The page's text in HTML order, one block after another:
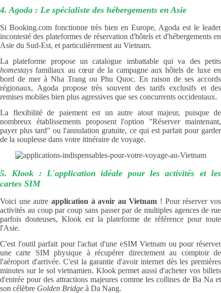
4. Agoda : Le spécialiste des hébergements en Asie
Si Booking.com fonctionne très bien en Europe, Agoda est le leader
incontesté des plateformes de réservation d'hôtels et d'hébergements en
Asie du Sud-Est, et particulièrement au Vietnam.
La plateforme propose un catalogue imbattable qui va des petits
homestays familiaux au cœur de la campagne aux hôtels de luxe en
bord de mer à Nha Trang ou Phu Quoc. En raison de ses accords
régionaux, Agoda propose très souvent des tarifs exclusifs et des
remises mobiles bien plus agressives que ses concurrents occidentaux.
La flexibilité de paiement est un autre atout majeur, puisque de
nombreux établissements proposent l'option "Réserver maintenant,
payer plus tard" ou l'annulation gratuite, ce qui est parfait pour garder
de la souplesse dans votre itinéraire de voyage.
5. Klook : L'application idéale pour les activités et les
cartes SIM
Voici une autre application à avoir au Vietnam ! Pour réserver vos
activités au coup par coup sans passer par de multiples agences de rue
parfois douteuses, Klook est la plateforme de référence pour toute
l'Asie.
C'est l'outil parfait pour l'achat d'une eSIM Vietnam ou pour réserver
une carte SIM physique à récupérer directement au comptoir de
l'aéroport d'arrivée. C'est la garantie d'avoir internet dès les premières
minutes sur le sol vietnamien. Klook permet aussi d'acheter vos billets
d'entrée pour des attractions majeures comme les collines de Ba Na et
son célèbre Golden Bridge à Da Nang.